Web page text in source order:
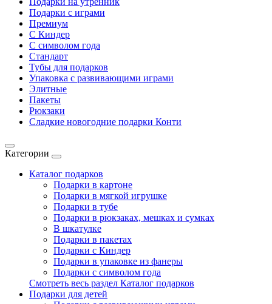
Подарки с играми
Премиум
С Киндер
С символом года
Стандарт
Тубы для подарков
Упаковка с развивающими играми
Элитные
Пакеты
Рюкзаки
Сладкие новогодние подарки Конти
Категории
Каталог подарков
Подарки в картоне
Подарки в мягкой игрушке
Подарки в тубе
Подарки в рюкзаках, мешках и сумках
В шкатулке
Подарки в пакетах
Подарки с Киндер
Подарки в упаковке из фанеры
Подарки с символом года
Смотреть весь раздел Каталог подарков
Подарки для детей